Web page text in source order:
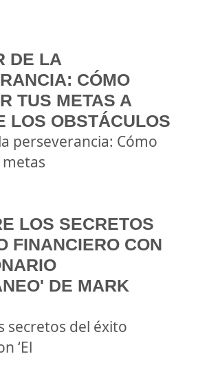
DE LA
CÓMO
TUS METAS A
LOS OBSTÁCULOS
perseverancia: Cómo
LOS SECRETOS
FINANCIERO CON
DE MARK
secretos del éxito
‘El